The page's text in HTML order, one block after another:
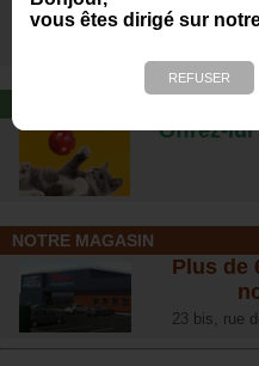
vous êtes dirigé sur
partir
Offrez-lui
NOTRE MAGASIN
Plus de
23 bis, rue